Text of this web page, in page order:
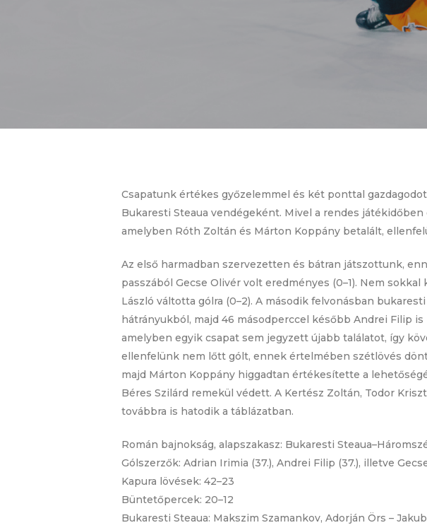
Csapatunk értékes győzelemmel és két ponttal
Bukaresti Steaua vendégeként. Mivel a rendes
amelyben Róth Zoltán és Márton Koppány betalált,
Az első harmadban szervezetten és bátran játszottunk,
passzából Gecse Olivér volt eredményes (0–1). Nem
László váltotta gólra (0–2). A második felvonásban
hátrányukból, majd 46 másodperccel később Andrei Filip
amelyben egyik csapat sem jegyzett újabb találatot, így
ellenfelünk nem lőtt gólt, ennek értelmében szétlövés
majd Márton Koppány higgadtan értékesítette a
Béres Szilárd remekül védett. A Kertész Zoltán, Todor
továbbra is hatodik a táblázatban.
Román bajnokság, alapszakasz: Bukaresti
Gólszerzők: Adrian Irimia (37.), Andrei Filip (37.), illetve
Kapura lövések: 42–23
Büntetőpercek: 20–12
Bukaresti Steaua: Makszim Szamankov, Adorján Örs –